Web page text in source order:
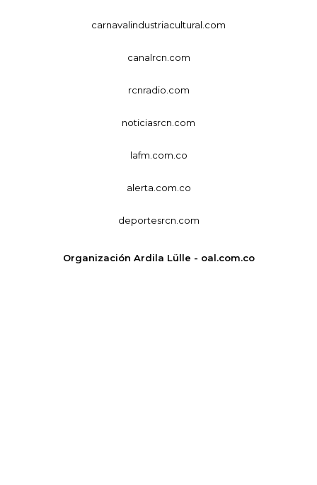
carnavalindustriacultural.com
canalrcn.com
rcnradio.com
noticiasrcn.com
lafm.com.co
alerta.com.co
deportesrcn.com
Organización Ardila Lülle - oal.com.co